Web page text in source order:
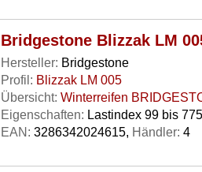
Bridgestone Blizzak LM
Hersteller: Bridgestone
Profil: Blizzak LM 005
Übersicht: Winterreifen
Eigenschaften: Lastindex 99 bis
EAN: 3286342024615, Händler: 4